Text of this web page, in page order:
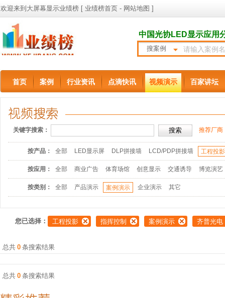
欢迎来到大屏幕显示业绩榜 [ 业绩榜首页 - 网站地图 ]
中国光协LED显示应用
搜案例
首页 案例 行业资讯 点滴快讯 视频演示 百家讲坛
关键字搜索： 推荐厂商
按产品： 全部 LED显示屏 DLP拼接墙 LCD/PDP拼接墙 工程投影
按应用： 全部 商业广告 体育场馆 创意显示 交通诱导 博览演艺
按类别： 全部 产品演示 案例演示 企业演示 其它
您已选择： 工程投影 指挥控制 案例演示 齐普光电
总共 0 条搜索结果
总共 0 条搜索结果